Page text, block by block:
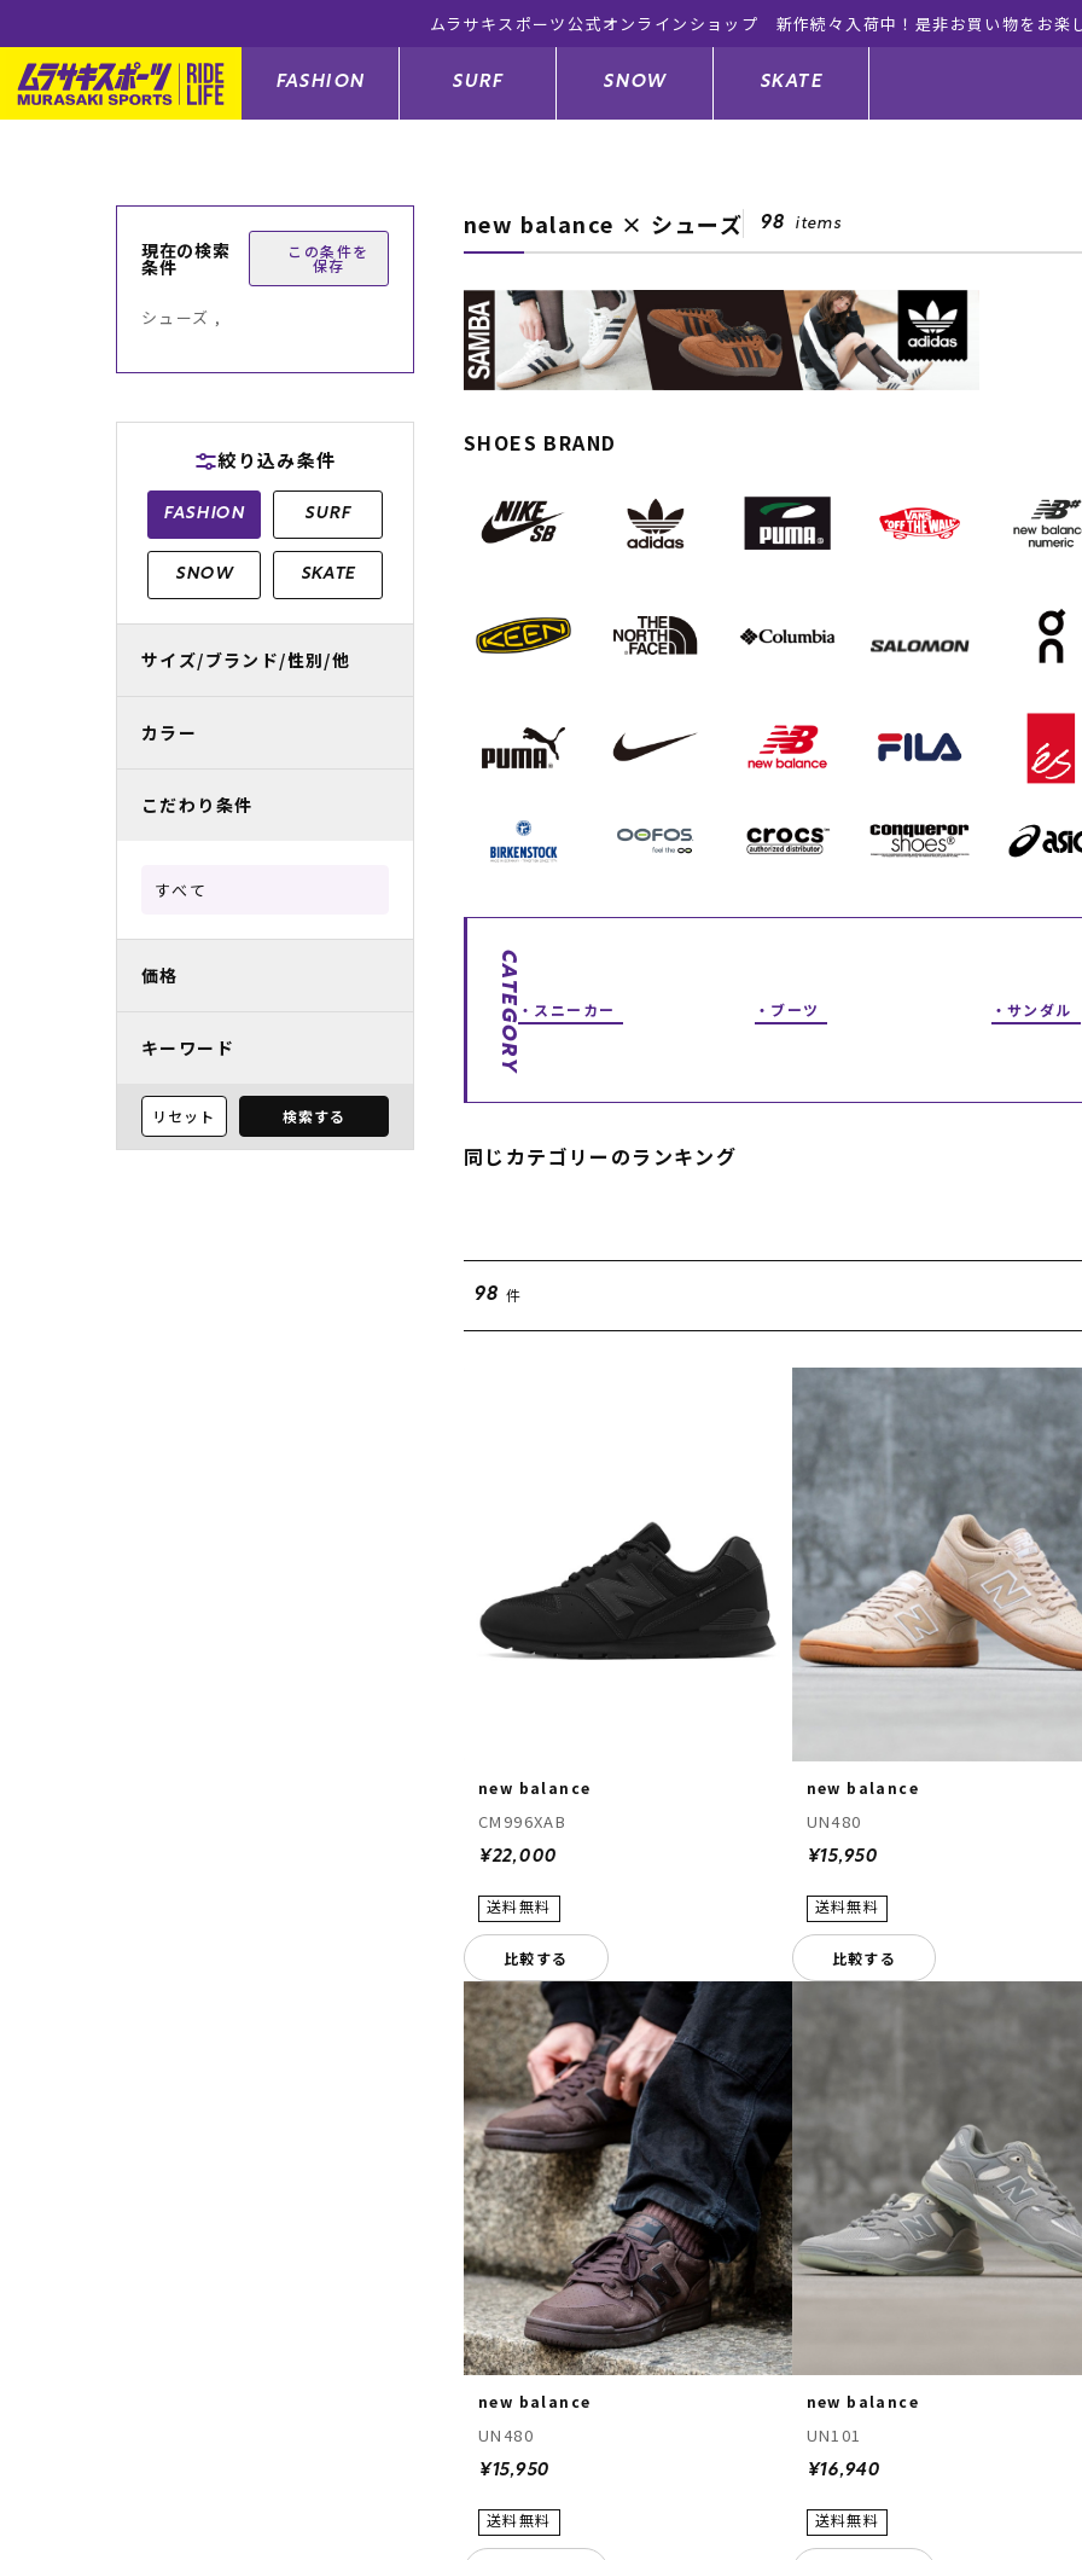
ムラサキスポーツ公式オンラインショップ 新作続々入荷中！是非お買い物をお
FASHION
アウター/ジャケット トップス
シューズ サンダル
バッグ
メンズ水着 レディース水着
レディースラッシュガード
SURF
サーフボード ウェットスーツ
サーフボードメンテナンスグッズ キッズサーフィン
ボディーボード
GO ボディーボード 中古/アウトレット サーフボード 中古/アウトレット ウェットスーツ
SURF TOP
SNOW
スノーボード板 バインディング
スノーボードセット スノーボードウェア
スノーボードゴーグル
キッズスノーボードセット スノーボードメンテナンスグッズ
スノーボード レンタル
中古/アウトレット スノーウェア
SKATE
スケートボード キッズスケートボード
スケートボードグッズ
スケートボードメンテナンスグッ
ズ
GO スケートセット
new balance × シューズ 98 items
SHOES BRAND
CATEGORY スニーカー ブーツ サンダル
同じカテゴリーのランキング
98 件
new balance
CM996XAB
¥22,000
比較する
new balance
UN480
¥15,950
比較する
new balance
UN480
¥15,950
new balance
UN101
¥16,940
現在の検索
条件
この条件を
保存
シューズ ,
絞り込み条件
FASHION SURF
SNOW SKATE
サイズ/ブランド/性別/他
カラー
こだわり条件
すべて
価格
キーワード
リセット 検索する